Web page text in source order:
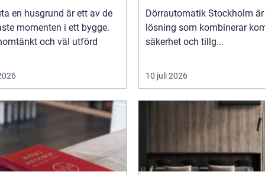
en husgrund är ett av de
momenten i ett bygge.
och väl utförd
Dörrautomatik Stockholm
lösning som kombinerar
säkerhet och tillg...
10 juli 2026